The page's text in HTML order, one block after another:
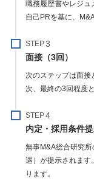
職務履歴書やレジュ
自己PRを基に、
STEP
面接（3回）
次のステップは面
次、最終の3回程度
STEP
内定・採用条件
無事M&A総合研究
遇）が提示されます
ります。